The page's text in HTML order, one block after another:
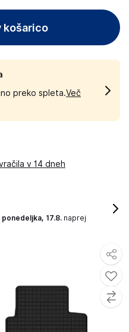
košarico
preko spleta.Več
v 14 dneh
ponedeljka, 17.8. naprej